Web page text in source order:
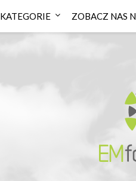
KATEGORIE ZOBACZ NAS